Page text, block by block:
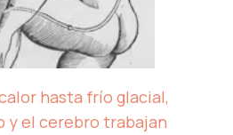
hasta frío glacial,
y el cerebro trabajan